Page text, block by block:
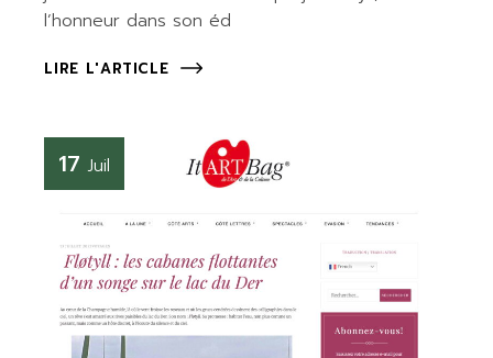
l’honneur dans son éd
LIRE L'ARTICLE
17 Juil